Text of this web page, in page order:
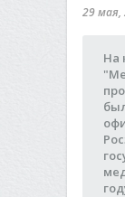
29 мая,
На